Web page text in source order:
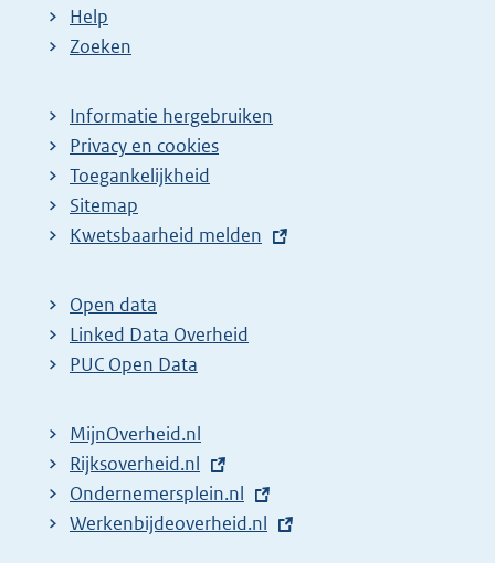
Help
Zoeken
Informatie hergebruiken
Privacy en cookies
Toegankelijkheid
Sitemap
E
t
e
r
l
i
n
k
Kwetsbaarheid melden
Open data
Linked Data Overheid
PUC Open Data
MijnOverheid.nl
E
x
t
Rijksoverheid.nl
E
x
Ondernemersplein.nl
E
Werkenbijdeoverheid.nl